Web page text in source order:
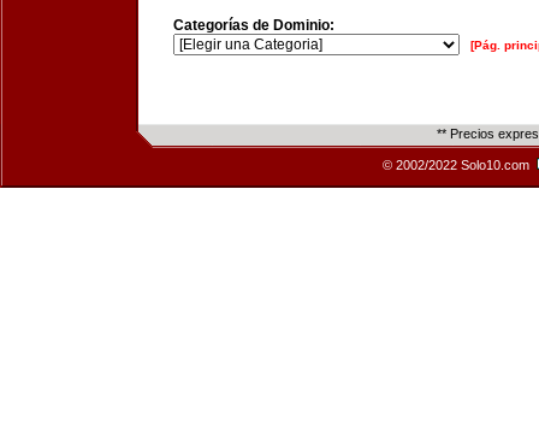
Categorías de Dominio:
[Pág.
** Precios
© 2002/2022 Solo10.com